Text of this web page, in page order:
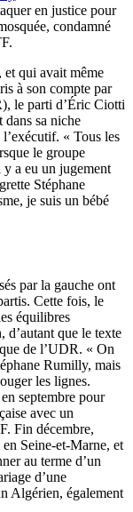
en justice pour
condamné
et qui avait même
à son compte par
le parti d’Éric Ciotti
dans sa niche
« Tous les
le groupe
a eu un jugement
Stéphane
je suis un bébé
par la gauche ont
Cette fois, le
équilibres
d’autant que le texte
de l’UDR. « On
Rumilly, mais
les lignes.
septembre pour
avec un
Fin décembre,
Seine-et-Marne, et
au terme d’un
d’une
Algérien, également